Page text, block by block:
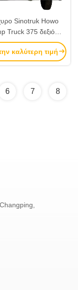
Sinotruk Howo
Truck 375 δεξιό
οδήγησης Τροχό
30T 351-450hp
καλύτερη τιμή
6 7 8